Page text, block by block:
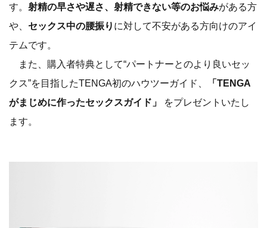
す。 射精の早さや遅さ、射精できない等のお悩みがある方
や、 セックス中の腰振り に対して不安がある方向けのアイ
テムです。
また、購入者特典として“パートナーとのより良いセッ
クス”を目指したTENGA初のハウツーガイド、
「TENGA
がまじめに作ったセックスガイド」
をプレゼントいたし
ます。